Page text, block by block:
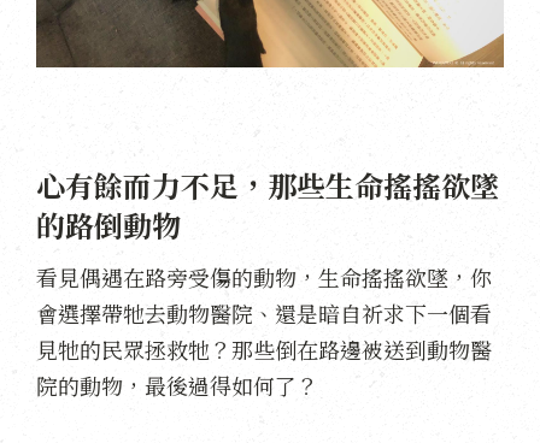
心有餘而力不足，那些生命搖搖欲墜
的路倒動物
看見偶遇在路旁受傷的動物，生命搖搖欲墜，你
會選擇帶牠去動物醫院、還是暗自祈求下一個看
見牠的民眾拯救牠？那些倒在路邊被送到動物醫
院的動物，最後過得如何了？